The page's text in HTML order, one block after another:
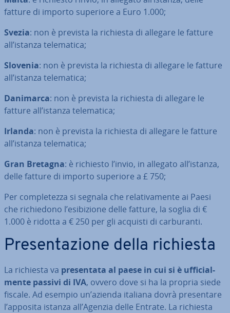
fatture di importo superiore a Euro 1.000;
Svezia: non è prevista la richiesta di allegare le fatture
all’istanza te­le­ma­ti­ca;
Slovenia: non è prevista la richiesta di allegare le fatture
all’istanza te­le­ma­ti­ca;
Danimarca: non è prevista la richiesta di allegare le
fatture all’istanza te­le­ma­ti­ca;
Irlanda: non è prevista la richiesta di allegare le fatture
all’istanza te­le­ma­ti­ca;
Gran Bretagna: è richiesto l’invio, in allegato all’istanza,
delle fatture di importo superiore a £ 750;
Per com­ple­tez­za si segnala che re­la­ti­va­men­te ai Paesi
che ri­chie­do­no l’esi­bi­zio­ne delle fatture, la soglia di €
1.000 è ridotta a € 250 per gli acquisti di car­bu­ran­ti.
Pre­sen­ta­zio­ne della richiesta
La richiesta va pre­sen­ta­ta al paese in cui si è uf­fi­cial­
men­te passivi di IVA, ovvero dove si ha la propria siede
fiscale. Ad esempio un’azienda italiana dovrà pre­sen­ta­re
l’apposita istanza all’Agenzia delle Entrate. La richiesta